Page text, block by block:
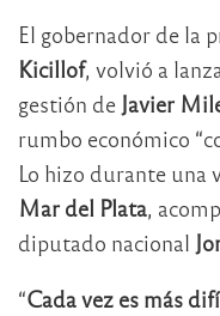
El gobernador de la
Kicillof, volvió a
gestión de Javier
rumbo económico
Lo hizo durante una
Mar del Plata,
diputado nacional
“Cada vez es más